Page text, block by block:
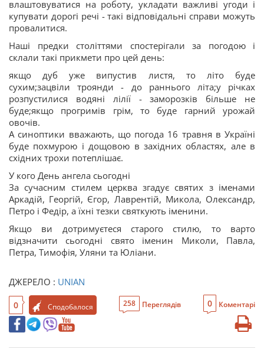
влаштовуватися на роботу, укладати важливі угоди і
купувати дорогі речі - такі відповідальні справи можуть
провалитися.
Наші предки століттями спостерігали за погодою і
склали такі прикмети про цей день:
якщо дуб уже випустив листя, то літо буде
сухим;зацвіли троянди - до раннього літа;у річках
розпустилися водяні лілії - заморозків більше не
буде;якщо прогримів грім, то буде гарний урожай
овочів.
А синоптики вважають, що погода 16 травня в Україні
буде похмурою і дощовою в західних областях, але в
східних трохи потеплішає.
У кого День ангела сьогодні
За сучасним стилем церква згадує святих з іменами
Аркадій, Георгій, Єгор, Лаврентій, Микола, Олександр,
Петро і Федір, а їхні тезки святкують іменини.
Якщо ви дотримуєтеся старого стилю, то варто
відзначити сьогодні свято іменин Миколи, Павла,
Петра, Тимофія, Уляни та Юліани.
ДЖЕРЕЛО : UNIAN
0 Сподобалося 258 Переглядів 0 Коментарі